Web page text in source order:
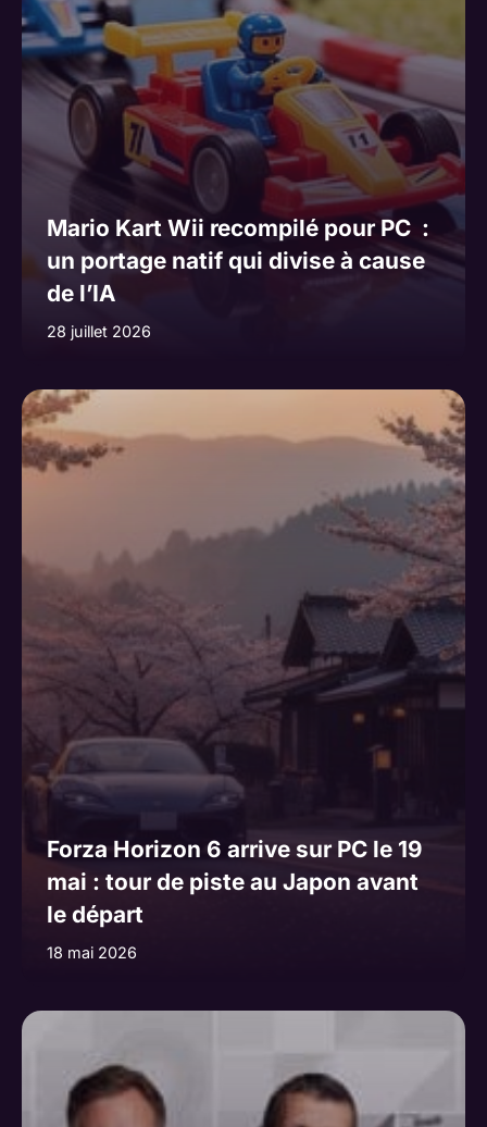
Mario Kart Wii recompilé pour PC :
un portage natif qui divise à cause
de l’IA
28 juillet 2026
Forza Horizon 6 arrive sur PC le 19
mai : tour de piste au Japon avant
le départ
18 mai 2026